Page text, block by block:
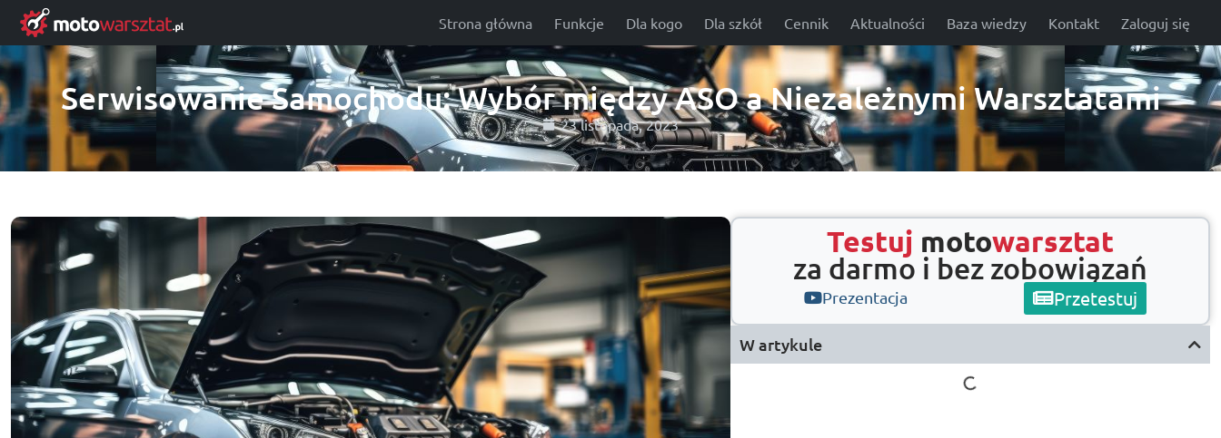
Strona główna Funkcje Dla kogo Dla szkół Cennik Aktualności Baza wiedzy Kontakt Zaloguj się
Serwisowanie Samochodu: Wybór między ASO a Niezależnymi Warsztatami
23 listopada, 2023
Testuj motowarsztat
za darmo i bez zobowiązań
Prezentacja Przetestuj
W artykule